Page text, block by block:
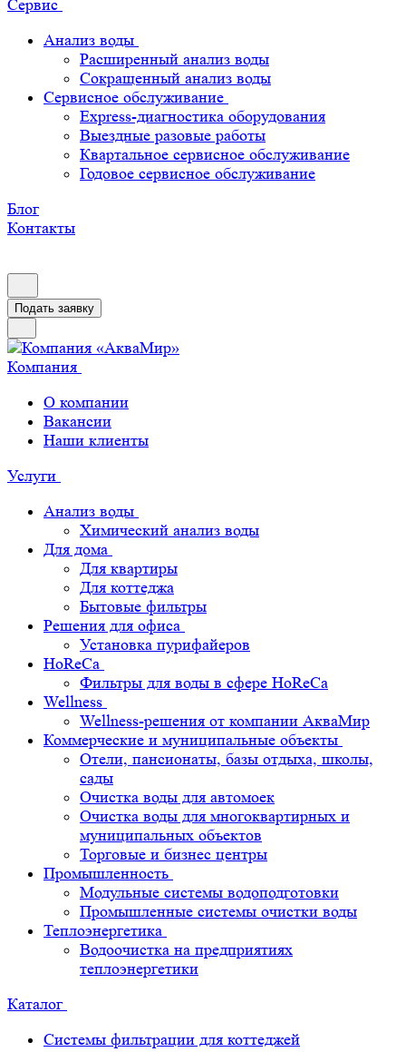
Сервис
Анализ воды
Расширенный анализ воды
Сокращенный анализ воды
Сервисное обслуживание
Express-диагностика оборудования
Выездные разовые работы
Квартальное сервисное обслуживание
Годовое сервисное обслуживание
Блог
Контакты
Подать заявку
Компания
О компании
Вакансии
Наши клиенты
Услуги
Анализ воды
Химический анализ воды
Для дома
Для квартиры
Для коттеджа
Бытовые фильтры
Решения для офиса
Установка пурифайеров
HoReCa
Фильтры для воды в сфере HoReCa
Wellness
Wellness-решения от компании АкваМир
Коммерческие и муниципальные объекты
Отели, пансионаты, базы отдыха, школы,
сады
Очистка воды для автомоек
Очистка воды для многоквартирных и
муниципальных объектов
Торговые и бизнес центры
Промышленность
Модульные системы водоподготовки
Промышленные системы очистки воды
Теплоэнергетика
Водоочистка на предприятиях
теплоэнергетики
Каталог
Системы фильтрации для коттеджей